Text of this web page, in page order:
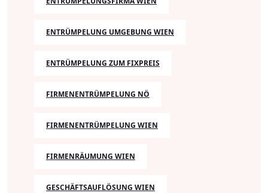
ENTRÜMPELUNG UMGEBUNG WIEN
ENTRÜMPELUNG ZUM FIXPREIS
FIRMENENTRÜMPELUNG NÖ
FIRMENENTRÜMPELUNG WIEN
FIRMENRÄUMUNG WIEN
GESCHÄFTSAUFLÖSUNG WIEN